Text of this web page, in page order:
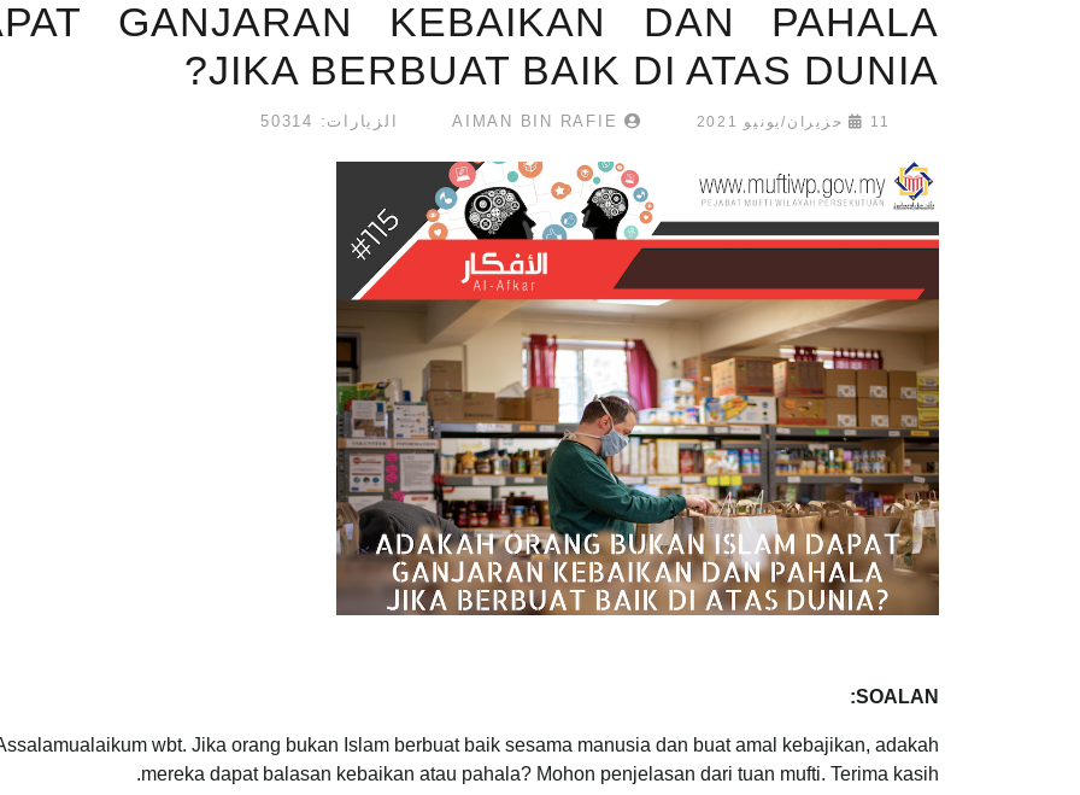
GANJARAN KEBAIKAN DAN PAHALA
JIKA BERBUAT BAIK DI ATAS DUNIA?
11 حزيران/يونيو 2021 الزيارات: 50314
SOALAN:
wbt. Jika orang bukan Islam berbuat baik sesama manusia dan buat amal kebajikan, adakah
mereka dapat balasan kebaikan atau pahala? Mohon penjelasan dari tuan mufti. Terima kasih.